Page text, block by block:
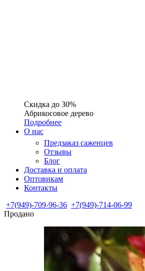
Скидка до 30%
Абрикосовое дерево
Подробнее
О нас
Предзаказ саженцев
Отзывы
Блог
Доставка и оплата
Оптовикам
Контакты
+7(949)-709-96-36 +7(949)-714-06-99
Продано